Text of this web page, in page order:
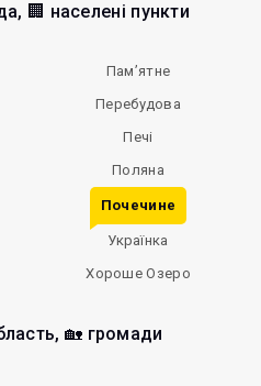
🏢 населені пункти
Пам’ятне
Перебудова
Печі
Поляна
Почечине
Українка
Хороше Озеро
🏡 громади